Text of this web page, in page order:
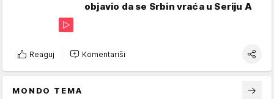
objavio da se Srbin vraća u Seriju A
Reaguj Komentariši
MONDO TEMA